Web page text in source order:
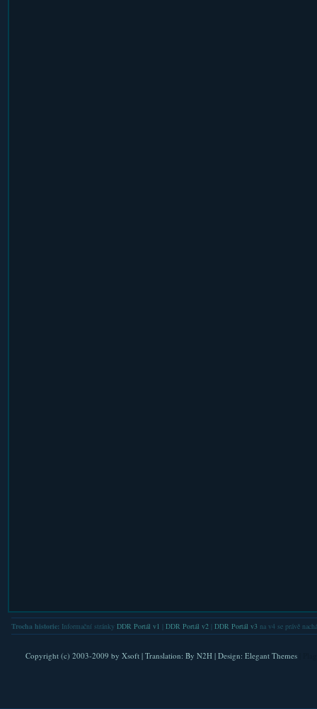
Trocha historie: Informační stránky DDR Portál v1 DDR Portál v2| DDR Portál v3na v4 se právě
Copyright (c) 2003-2009 by Xsoft| Translation: By N2H| Design: Elegant Themes